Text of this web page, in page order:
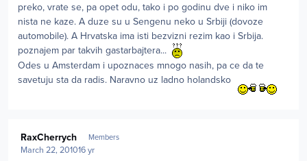
preko, vrate se, pa opet odu, tako i po godinu dve i niko im
nista ne kaze. A duze su u Sengenu neko u Srbiji (dovoze
automobile). A Hrvatska ima isti bezvizni rezim kao i Srbija.
poznajem par takvih gastarbajtera...
Odes u Amsterdam i upoznaces mnogo nasih, pa ce da te
savetuju sta da radis. Naravno uz ladno holandsko
RaxCherrych Members
March 22, 201016 yr